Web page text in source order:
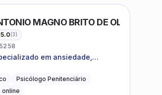
MAGNO BRITO DE OLIVEIRA
5.0(3)
em ansiedade,
familiares e questões
Psicólogo Penitenciário
online